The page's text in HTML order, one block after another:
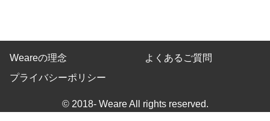
Weareの理念
よくあるご質問
プライバシーポリシー
© 2018- Weare All rights reserved.